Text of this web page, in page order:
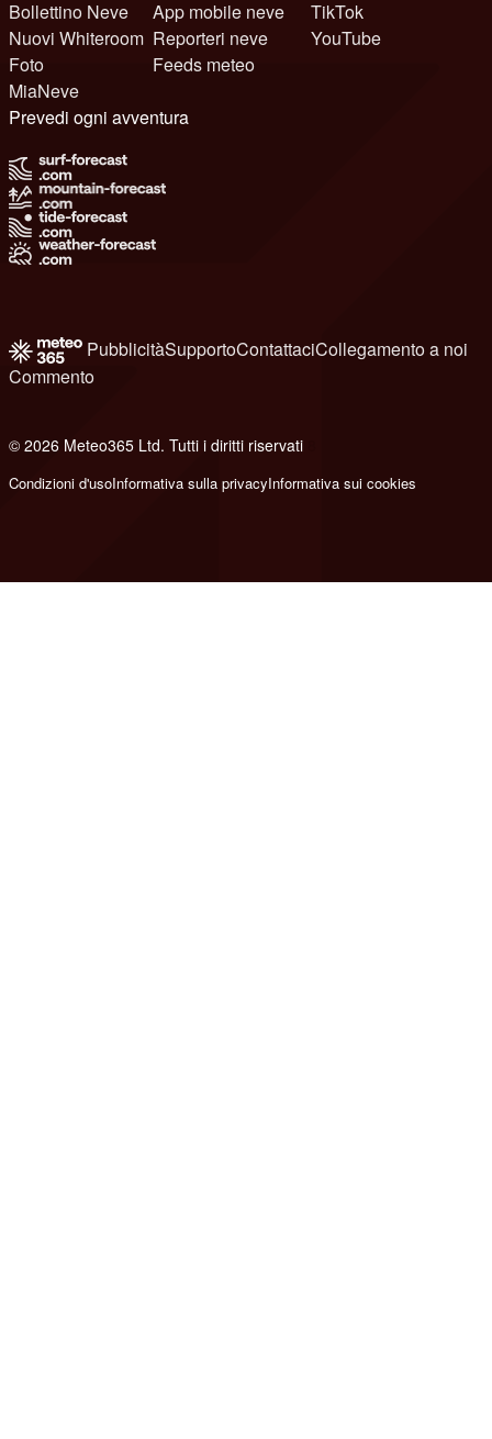
Bollettino Neve
Nuovi Whiteroom
Foto
MiaNeve
App mobile neve
Reporteri neve
Feeds meteo
TikTok
YouTube
Prevedi ogni avventura
PubblicitàSupportoContattaciCollegamento a noi
Commento
© 2026 Meteo365 Ltd. Tutti i diritti riservati
Condizioni d'usoInformativa sulla privacyInformativa sui cookies